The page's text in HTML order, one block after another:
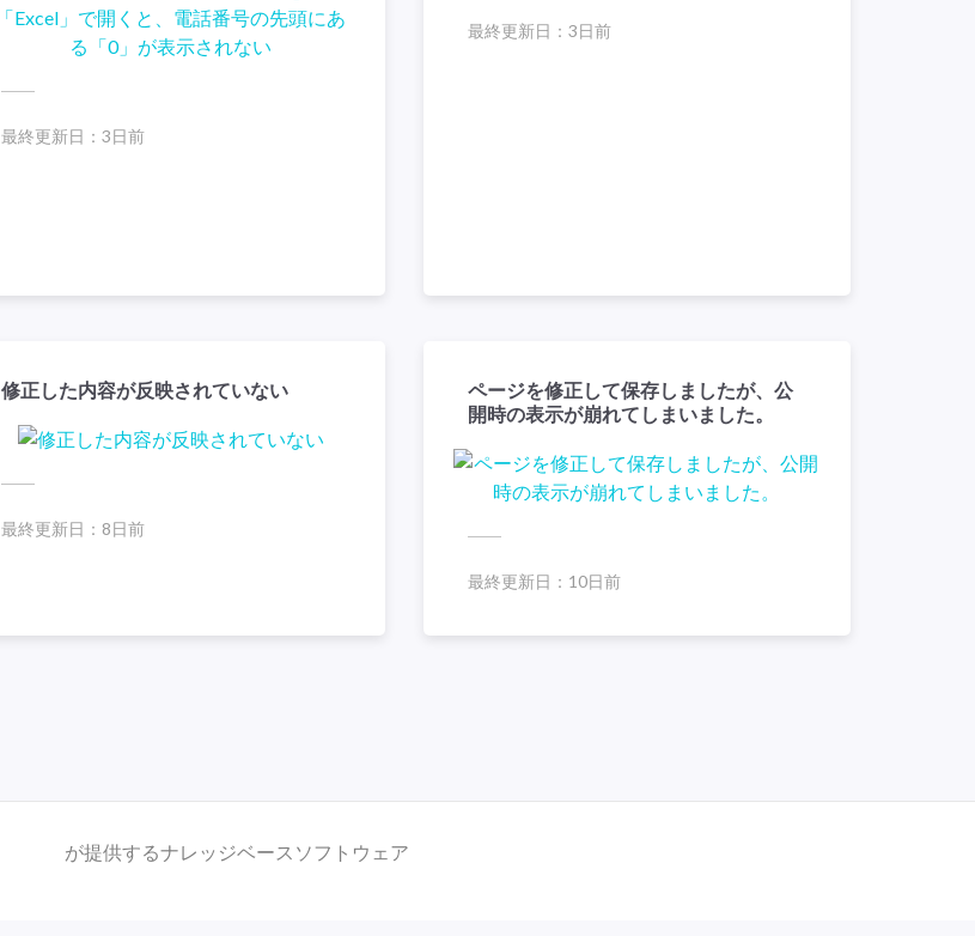
最終更新日：3日前
最終更新日： 3日前
修正した内容が反映されていない
最終更新日： 8日前
ページを修正して保存しましたが、公
開時の表示が崩れてしまいました。
最終更新日： 10日前
が提供するナレッジベースソフトウェア